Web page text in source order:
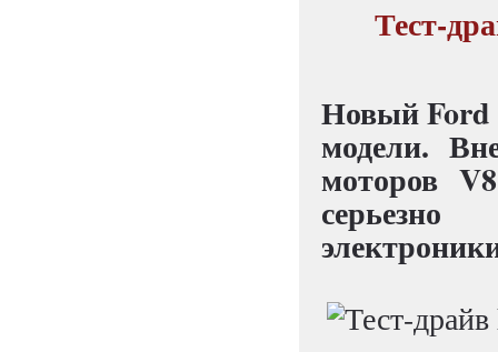
Тест-
Новый Ford
модели.
моторов